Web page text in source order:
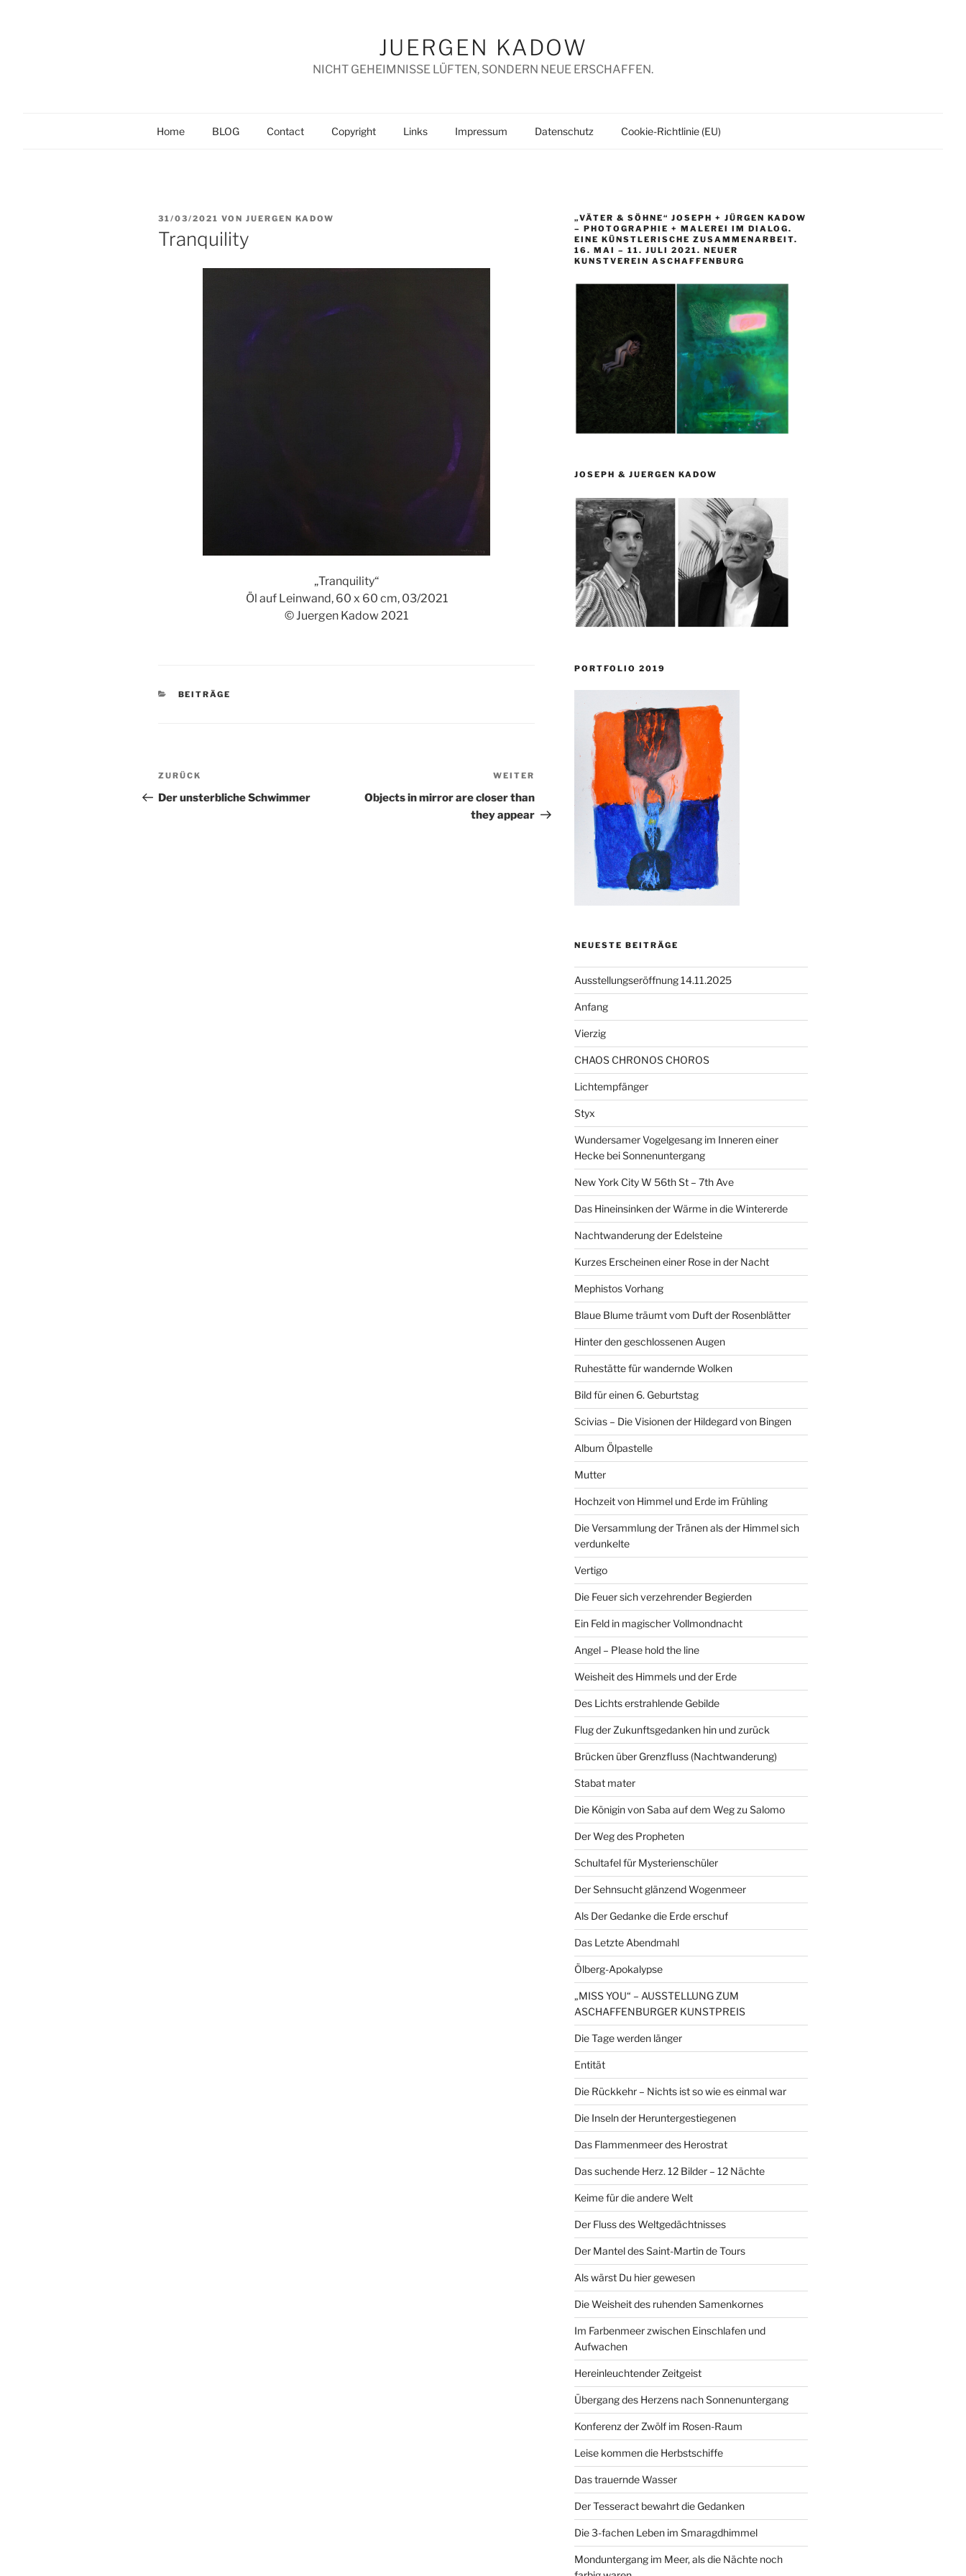
JUERGEN KADOW
NICHT GEHEIMNISSE LÜFTEN, SONDERN NEUE ERSCHAFFEN.
Home BLOG Contact Copyright Links Impressum Datenschutz Cookie-Richtlinie (EU)
VERÖFFENTLICHT
AM
31/03/2021 VON JUERGEN KADOW
Tranquility
„Tranquility“
Öl auf Leinwand, 60 x 60 cm, 03/2021
© Juergen Kadow 2021
KATEGORIEN
BEITRÄGE
Beitragsnavigation
Vorheriger
Beitrag
ZURÜCK
Der unsterbliche Schwimmer
Beitrag
WEITER
Objects in mirror are closer than
they appear
„VÄTER & SÖHNE“ JOSEPH + JÜRGEN KADOW
– PHOTOGRAPHIE + MALEREI IM DIALOG.
EINE KÜNSTLERISCHE ZUSAMMENARBEIT.
16. MAI – 11. JULI 2021. NEUER
KUNSTVEREIN ASCHAFFENBURG
JOSEPH & JUERGEN KADOW
PORTFOLIO 2019
NEUESTE BEITRÄGE
Ausstellungseröffnung 14.11.2025
Anfang
Vierzig
CHAOS CHRONOS CHOROS
Lichtempfänger
Styx
Wundersamer Vogelgesang im Inneren einer
Hecke bei Sonnenuntergang
New York City W 56th St – 7th Ave
Das Hineinsinken der Wärme in die Wintererde
Nachtwanderung der Edelsteine
Kurzes Erscheinen einer Rose in der Nacht
Mephistos Vorhang
Blaue Blume träumt vom Duft der Rosenblätter
Hinter den geschlossenen Augen
Ruhestätte für wandernde Wolken
Bild für einen 6. Geburtstag
Scivias – Die Visionen der Hildegard von Bingen
Album Ölpastelle
Mutter
Hochzeit von Himmel und Erde im Frühling
Die Versammlung der Tränen als der Himmel sich
verdunkelte
Vertigo
Die Feuer sich verzehrender Begierden
Ein Feld in magischer Vollmondnacht
Angel – Please hold the line
Weisheit des Himmels und der Erde
Des Lichts erstrahlende Gebilde
Flug der Zukunftsgedanken hin und zurück
Brücken über Grenzfluss (Nachtwanderung)
Stabat mater
Die Königin von Saba auf dem Weg zu Salomo
Der Weg des Propheten
Schultafel für Mysterienschüler
Der Sehnsucht glänzend Wogenmeer
Als Der Gedanke die Erde erschuf
Das Letzte Abendmahl
Ölberg-Apokalypse
„MISS YOU“ – AUSSTELLUNG ZUM
ASCHAFFENBURGER KUNSTPREIS
Die Tage werden länger
Entität
Die Rückkehr – Nichts ist so wie es einmal war
Die Inseln der Heruntergestiegenen
Das Flammenmeer des Herostrat
Das suchende Herz. 12 Bilder – 12 Nächte
Keime für die andere Welt
Der Fluss des Weltgedächtnisses
Der Mantel des Saint-Martin de Tours
Als wärst Du hier gewesen
Die Weisheit des ruhenden Samenkornes
Im Farbenmeer zwischen Einschlafen und
Aufwachen
Hereinleuchtender Zeitgeist
Übergang des Herzens nach Sonnenuntergang
Konferenz der Zwölf im Rosen-Raum
Leise kommen die Herbstschiffe
Das trauernde Wasser
Der Tesseract bewahrt die Gedanken
Die 3-fachen Leben im Smaragdhimmel
Monduntergang im Meer, als die Nächte noch